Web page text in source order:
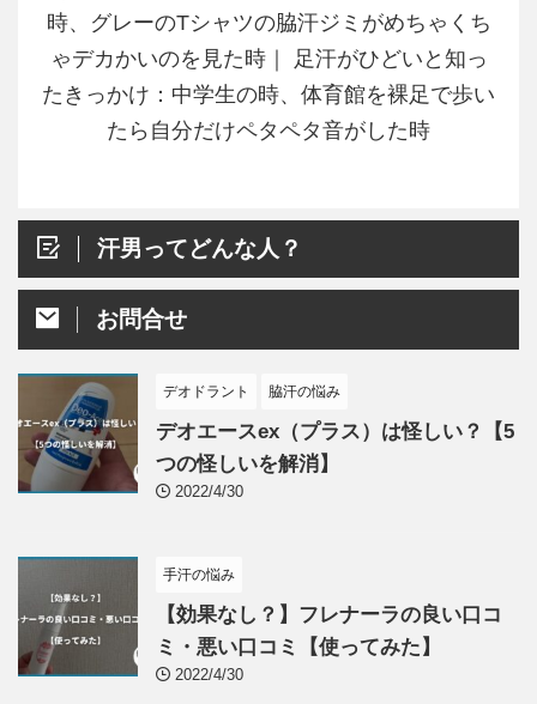
時、グレーのTシャツの脇汗ジミがめちゃくち
ゃデカかいのを見た時｜ 足汗がひどいと知っ
たきっかけ：中学生の時、体育館を裸足で歩い
たら自分だけペタペタ音がした時
汗男ってどんな人？
お問合せ
デオドラント 脇汗の悩み
デオエースex（プラス）は怪しい？【5
つの怪しいを解消】
2022/4/30
手汗の悩み
【効果なし？】フレナーラの良い口コ
ミ・悪い口コミ【使ってみた】
2022/4/30